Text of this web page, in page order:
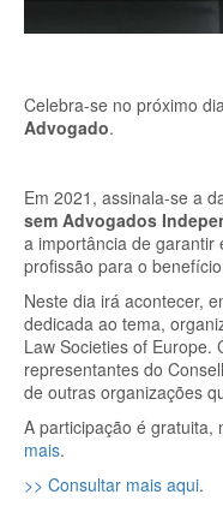
Celebra-se no próximo
Advogado.
Em 2021, assinala-se a
sem Advogados
a importância de garantir
profissão para o
Neste dia irá acontecer,
dedicada ao tema,
Law Societies of Europe.
representantes do
de outras organizações
A participação é gratuita,
mais.
>> Consultar mais aqui.